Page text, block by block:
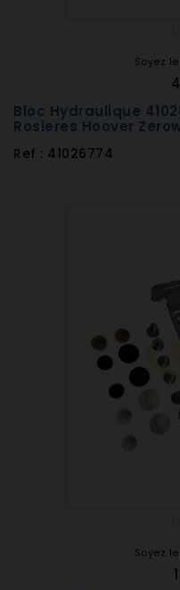
Soyez
Bloc Hydraulique
Rosieres Hoover
Ref : 41026774
Soyez